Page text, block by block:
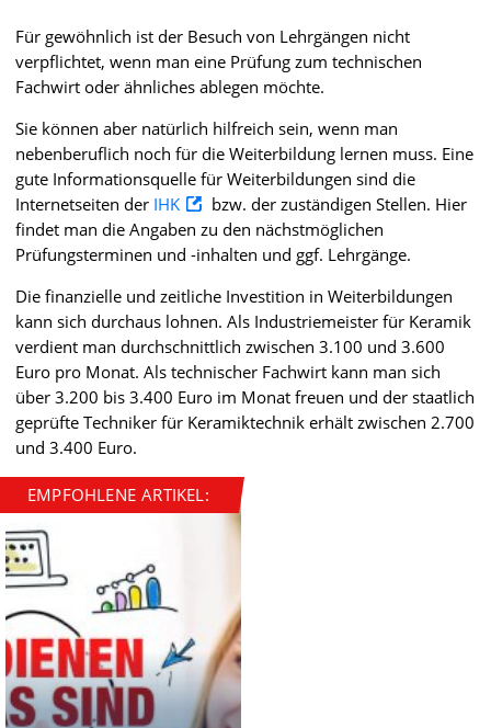
Für gewöhnlich ist der Besuch von Lehrgängen nicht
verpflichtet, wenn man eine Prüfung zum technischen
Fachwirt oder ähnliches ablegen möchte.
Sie können aber natürlich hilfreich sein, wenn man
nebenberuflich noch für die Weiterbildung lernen muss. Eine
gute Informationsquelle für Weiterbildungen sind die
Internetseiten der IHK
bzw. der zuständigen Stellen. Hier
findet man die Angaben zu den nächstmöglichen
Prüfungsterminen und -inhalten und ggf. Lehrgänge.
Die finanzielle und zeitliche Investition in Weiterbildungen
kann sich durchaus lohnen. Als Industriemeister für Keramik
verdient man durchschnittlich zwischen 3.100 und 3.600
Euro pro Monat. Als technischer Fachwirt kann man sich
über 3.200 bis 3.400 Euro im Monat freuen und der staatlich
geprüfte Techniker für Keramiktechnik erhält zwischen 2.700
und 3.400 Euro.
EMPFOHLENE ARTIKEL: